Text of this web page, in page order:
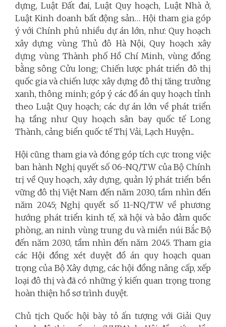
dựng, Luật Đất đai, Luật Quy hoạch, Luật Nhà ở,
Luật Kinh doanh bất động sản… Hội tham gia góp
ý với Chính phủ nhiều dự án lớn, như: Quy hoạch
xây dựng vùng Thủ đô Hà Nội, Quy hoạch xây
dựng vùng Thành phố Hồ Chí Minh, vùng đồng
bằng sông Cửu long; Chiến lược phát triển đô thị
quốc gia và chiến lược xây dựng đô thị tăng trưởng
xanh, thông minh; góp ý các đồ án quy hoạch tỉnh
theo Luật Quy hoạch; các dự án lớn về phát triển
hạ tầng như Quy hoạch sân bay quốc tế Long
Thành, cảng biển quốc tế Thị Vải, Lạch Huyện...
Hội cũng tham gia và đóng góp tích cực trong việc
ban hành Nghị quyết số 06-NQ/TW của Bộ Chính
trị về Quy hoạch, xây dựng, quản lý phát triển bền
vững đô thị Việt Nam đến năm 2030, tầm nhìn đến
năm 2045; Nghị quyết số 11-NQ/TW về phương
hướng phát triển kinh tế, xã hội và bảo đảm quốc
phòng, an ninh vùng trung du và miền núi Bắc Bộ
đến năm 2030, tầm nhìn đến năm 2045. Tham gia
các Hội đồng xét duyệt đồ án quy hoạch quan
trọng của Bộ Xây dựng, các hội đồng nâng cấp, xếp
loại đô thị và đã có những ý kiến quan trọng trong
hoàn thiện hồ sơ trình duyệt.
Chủ tịch Quốc hội bày tỏ ấn tượng với Giải Quy